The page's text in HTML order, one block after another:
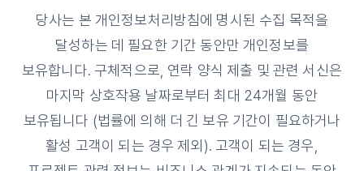
당사는 본 개인정보처리방침에 명시된 수집 목적을
달성하는 데 필요한 기간 동안만 개인정보를
보유합니다. 구체적으로, 연락 양식 제출 및 관련 서신은
마지막 상호작용 날짜로부터 최대 24개월 동안
보유됩니다 (법률에 의해 더 긴 보유 기간이 필요하거나
활성 고객이 되는 경우 제외). 고객이 되는 경우,